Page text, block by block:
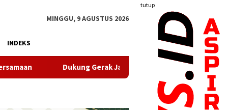
tutup
MINGGU, 9 AGUSTUS 2026
INDEKS
Gerak Jalan Santai HUT RI, Puskesmas Pasir Nangka